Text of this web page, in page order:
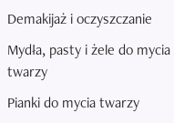
Demakijaż i oczyszczanie
Mydła, pasty i żele do mycia
twarzy
Pianki do mycia twarzy